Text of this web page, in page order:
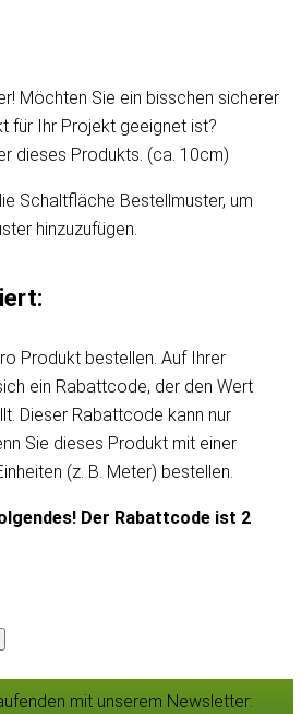
Möchten Sie ein bisschen sicherer
für Ihr Projekt geeignet ist?
dieses Produkts. (ca. 10cm)
Schaltfläche Bestellmuster, um
hinzuzufügen.
Produkt bestellen. Auf Ihrer
ein Rabattcode, der den Wert
Dieser Rabattcode kann nur
Sie dieses Produkt mit einer
(z. B. Meter) bestellen.
Der Rabattcode ist 2
mit unserem Newsletter: